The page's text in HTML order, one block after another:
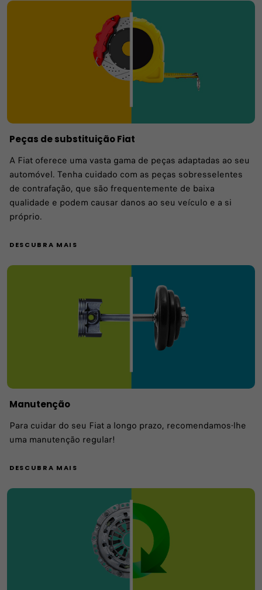
Peças de substituição Fiat
A Fiat oferece uma vasta gama de peças adaptadas ao seu
automóvel. Tenha cuidado com as peças sobresselentes
de contrafação, que são frequentemente de baixa
qualidade e podem causar danos ao seu veículo e a si
próprio.
DESCUBRA MAIS
Manutenção
Para cuidar do seu Fiat a longo prazo, recomendamos-lhe
uma manutenção regular!
DESCUBRA MAIS